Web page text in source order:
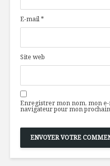
E-mail*
Site web
Enregistrer mon nom, mon
navigateur pour mon